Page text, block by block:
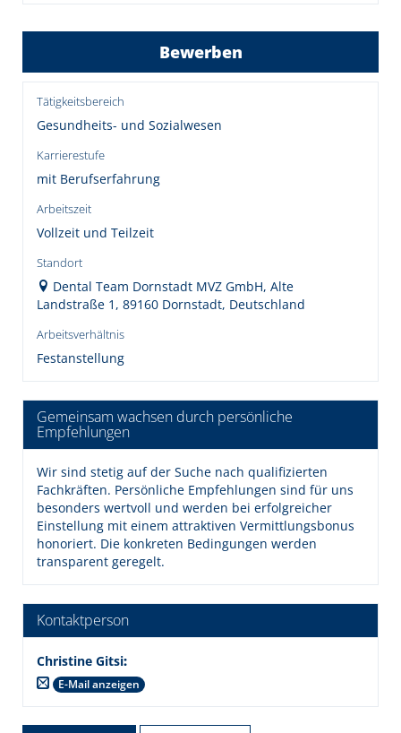
Bewerben
Tätigkeitsbereich
Gesundheits- und Sozialwesen
Karrierestufe
mit Berufserfahrung
Arbeitszeit
Vollzeit und Teilzeit
Standort
Dental Team Dornstadt MVZ GmbH, Alte
Landstraße 1, 89160 Dornstadt, Deutschland
Arbeitsverhältnis
Festanstellung
Gemeinsam wachsen durch persönliche
Empfehlungen
Wir sind stetig auf der Suche nach qualifizierten
Fachkräften. Persönliche Empfehlungen sind für uns
besonders wertvoll und werden bei erfolgreicher
Einstellung mit einem attraktiven Vermittlungsbonus
honoriert. Die konkreten Bedingungen werden
transparent geregelt.
Kontaktperson
Christine Gitsi:
E-Mail anzeigen